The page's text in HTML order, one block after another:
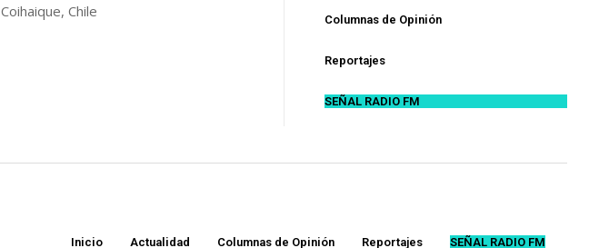
Coihaique, Chile
Columnas de Opinión
Reportajes
SEÑAL RADIO FM
Inicio Actualidad Columnas de Opinión Reportajes SEÑAL RADIO FM